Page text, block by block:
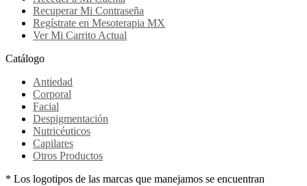
Recuperar Mi Contraseña
Regístrate en Mesoterapia MX
Ver Mi Carrito Actual
Catálogo
Antiedad
Corporal
Facial
Despigmentación
Nutricéuticos
Capilares
Otros Productos
* Los logotipos de las marcas que manejamos se encuentran